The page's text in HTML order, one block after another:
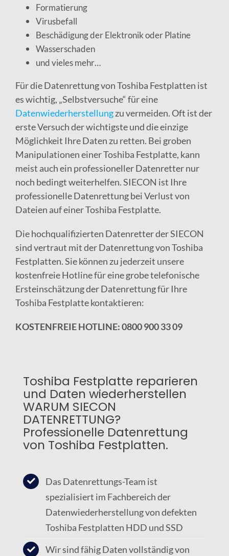
Formatierung
Virusbefall
Beschädigung der Elektronik oder Platine
Wasserschaden
und vieles mehr…
Für die Datenrettung von Toshiba Festplatten ist
es wichtig, „Selbstversuche“ für eine
Datenwiederherstellungzu vermeiden. Oft ist der
erste Versuch der wichtigste und die einzige
Möglichkeit Ihre Daten zu retten. Bei groben
Manipulationen einer Toshiba Festplatte, kann
meist auch ein professioneller Datenretter nur
noch bedingt weiterhelfen. SIECON ist Ihre
professionelle Datenrettung bei Verlust von
Dateien auf einer Toshiba Festplatte.
Die hochqualifizierten Datenretter der SIECON
sind vertraut mit der Datenrettung von Toshiba
Festplatten. Sie können zu jederzeit unsere
kostenfreie Hotline für eine grobe telefonische
Ersteinschätzung der Datenrettung für Ihre
Toshiba Festplatte kontaktieren:
KOSTENFREIE HOTLINE: 0800 900 33 09
Toshiba Festplatte reparieren
und Daten wiederherstellen
WARUM SIECON
DATENRETTUNG?
Professionelle Datenrettung
von Toshiba Festplatten.
Das Datenrettungs-Team ist
spezialisiert im Fachbereich der
Datenwiederherstellung von defekten
Toshiba Festplatten HDD und SSD
Wir sind fähig Daten vollständig von